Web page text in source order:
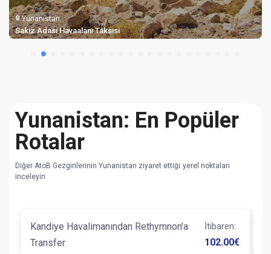
Yunanistan
Samos Havalimanı Taksi Transferi
Yunanistan: En Popüler
Rotalar
Diğer AtoB Gezginlerinin Yunanistan ziyaret ettiği yerel noktaları
inceleyin
Kandiye Havalimanından Rethymnon'a
Transfer
İtibaren:
102.00€